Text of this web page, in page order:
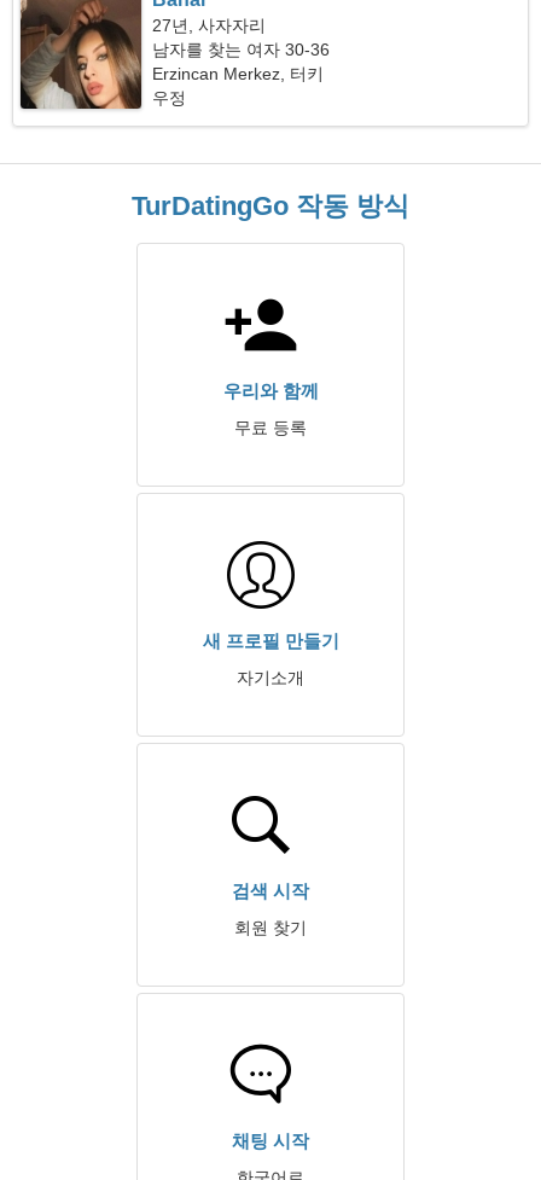
27년, 사자자리
남자를 찾는 여자 30-36
Erzincan Merkez, 터키
우정
TurDatingGo 작동 방식
우리와 함께
무료 등록
새 프로필 만들기
자기소개
검색 시작
회원 찾기
채팅 시작